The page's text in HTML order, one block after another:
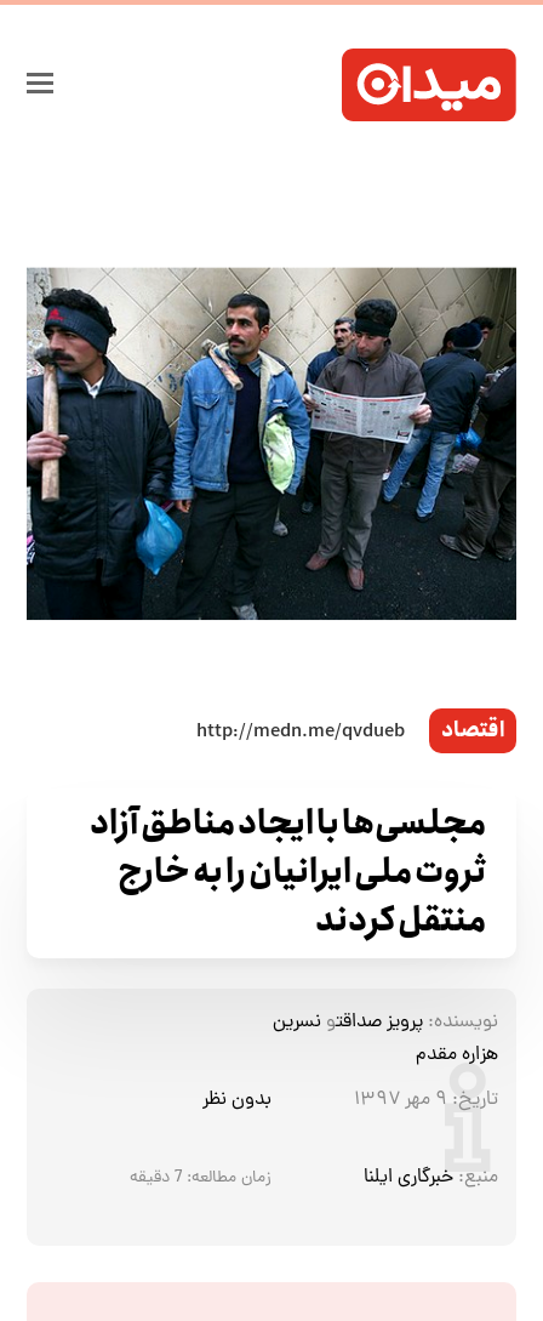
اقتصاد
مجلسی‌ها با ایجاد مناطق آزاد
ثروت ملی ایرانیان را به خارج
منتقل کردند
نویسنده: پرویز صداقتو نسرین
هزاره مقدم
تاریخ: ۹ مهر ۱۳۹۷ بدون نظر
منبع: خبرگاری ایلنا زمان مطالعه: 7دقیقه